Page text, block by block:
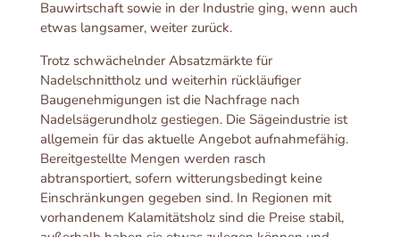
Bauwirtschaft sowie in der Industrie ging, wenn auch
etwas langsamer, weiter zurück.
Trotz schwächelnder Absatzmärkte für
Nadelschnittholz und weiterhin rückläufiger
Baugenehmigungen ist die Nachfrage nach
Nadelsägerundholz gestiegen. Die Sägeindustrie ist
allgemein für das aktuelle Angebot aufnahmefähig.
Bereitgestellte Mengen werden rasch
abtransportiert, sofern witterungsbedingt keine
Einschränkungen gegeben sind. In Regionen mit
vorhandenem Kalamitätsholz sind die Preise stabil,